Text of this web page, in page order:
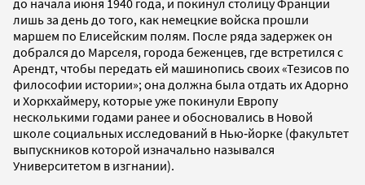
лишь за день до того, как немецкие войска прошли
маршем по Елисейским полям. После ряда задержек он
добрался до Марселя, города беженцев, где встретился с
Арендт, чтобы передать ей машинопись своих «Тезисов по
философии истории»; она должна была отдать их Адорно
и Хоркхаймеру, которые уже покинули Европу
несколькими годами ранее и обосновались в Новой
школе социальных исследований в Нью‐йорке (факультет
выпускников которой изначально назывался
Университетом в изгнании).